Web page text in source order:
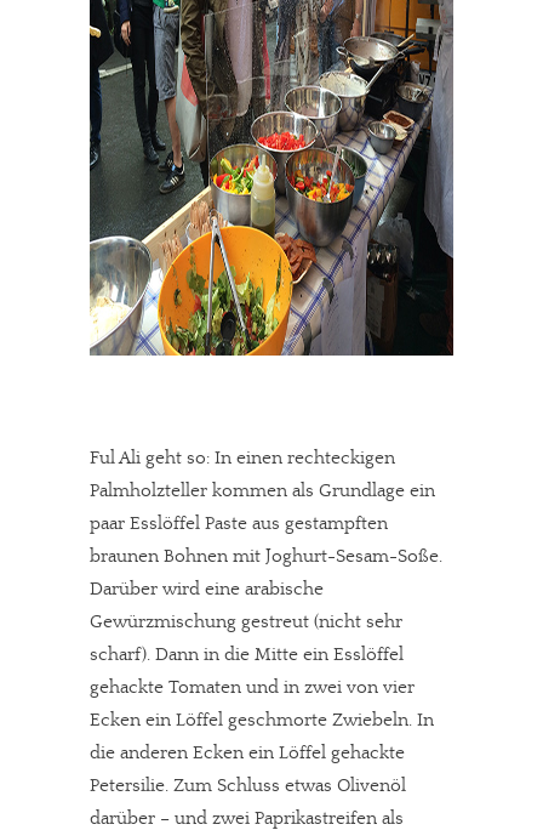
Ful Ali geht so: In einen rechteckigen
Palmholzteller kommen als Grundlage ein
paar Esslöffel Paste aus gestampften
braunen Bohnen mit Joghurt-Sesam-Soße.
Darüber wird eine arabische
Gewürzmischung gestreut (nicht sehr
scharf). Dann in die Mitte ein Esslöffel
gehackte Tomaten und in zwei von vier
Ecken ein Löffel geschmorte Zwiebeln. In
die anderen Ecken ein Löffel gehackte
Petersilie. Zum Schluss etwas Olivenöl
darüber – und zwei Paprikastreifen als